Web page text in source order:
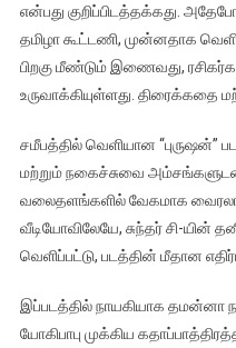
என்பது குறிப்பிடத்தக்கது.
தமிழா கூட்டணி, முன்னதாக
பிறகு மீண்டும் இணைவது,
உருவாக்கியுள்ளது.
சமீபத்தில் வெளியான “புருஷன்”
மற்றும் நகைச்சுவை
வலைதளங்களில் வேகமாக வைரலாகி
வீடியோவிலேயே, சுந்தர் சி-யின்
வெளிப்பட்டு, படத்தின் மீதான
இப்படத்தில் நாயகியாக தமன்னா
யோகிபாபு முக்கிய